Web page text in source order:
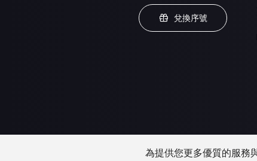
兌換序號
為提供您更多優質的服務